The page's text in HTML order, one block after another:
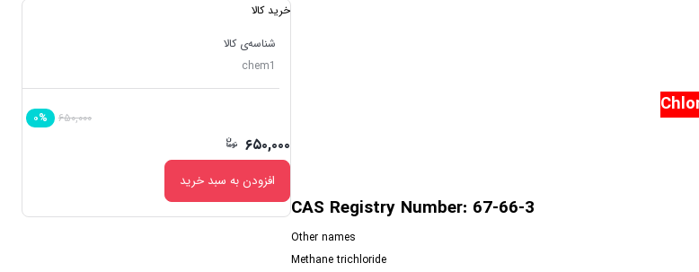
CAS Registry Number: 67-66-3
Other names
Methane trichloride
خرید کالا
شناسه‌ی کالا
chem1
۶۵۰,۰۰۰ ۰%
۶۵۰,۰۰۰
افزودن به سبد خرید